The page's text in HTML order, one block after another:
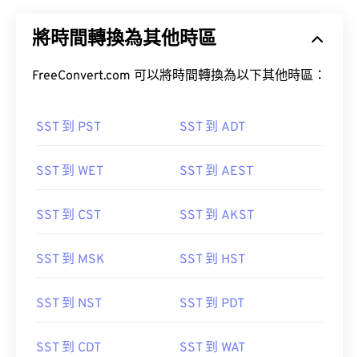
將時間轉換為其他時區
FreeConvert.com 可以將時間轉換為以下其他時區：
SST 到 PST SST 到 ADT
SST 到 WET SST 到 AEST
SST 到 CST SST 到 AKST
SST 到 MSK SST 到 HST
SST 到 NST SST 到 PDT
SST 到 CDT SST 到 WAT